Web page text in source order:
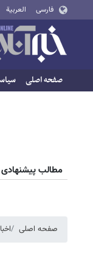
فارسی العربية
صفحه اصلی
مطالب پیشنهادی
صفحه اصلی